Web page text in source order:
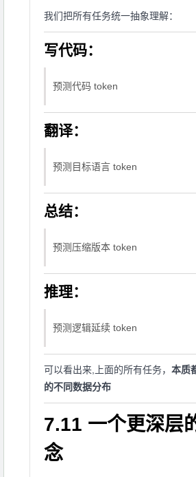
我们把所有任务统一抽象理解：
写代码：
预测代码 token
翻译：
预测目标语言 token
总结：
预测压缩版本 token
推理：
预测逻辑延续 token
可以看出来,上面的所有任务， 本质
的不同数据分布
7.11 一个更深层
念